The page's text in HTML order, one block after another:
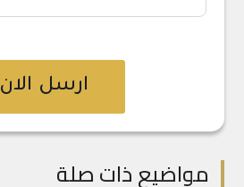
ارسل الان
مواضيع ذات صلة